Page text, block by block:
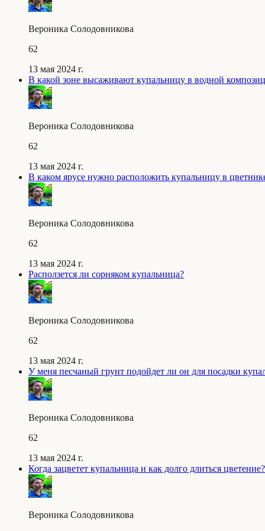
Вероника Солодовникова
62
13 мая 2024 г.
В какой зоне высаживают купальницу в водной
Вероника Солодовникова
62
13 мая 2024 г.
В каком ярусе нужно расположить купальницу в
Вероника Солодовникова
62
13 мая 2024 г.
Расползется ли сорняком купальница?
Вероника Солодовникова
62
13 мая 2024 г.
У меня песчаный грунт подойдет ли он для посадки
Вероника Солодовникова
62
13 мая 2024 г.
Когда зацветет купальница и как долго длиться цветение?
Вероника Солодовникова